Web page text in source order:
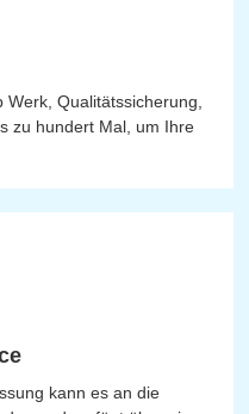
Werk, Qualitätssicherung,
zu hundert Mal, um Ihre
kann es an die